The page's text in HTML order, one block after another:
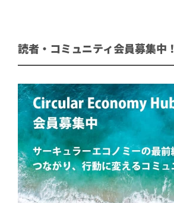
読者・コミュニティ会員募集中！